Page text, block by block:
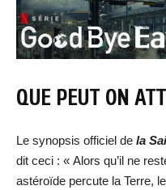
QUE PEUT ON
Le synopsis officiel de la
dit ceci : « Alors qu’il ne
astéroïde percute la Terre,